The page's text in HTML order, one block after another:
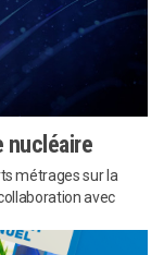
nucléaire
métrages sur la
avec